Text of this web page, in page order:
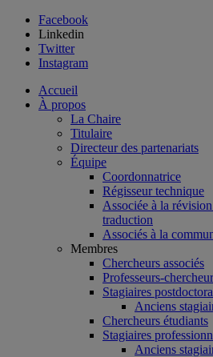
Facebook
Linkedin
Twitter
Instagram
Accueil
À propos
La Chaire
Titulaire
Directeur des partenariats
Équipe
Coordonnatrice
Régisseur technique
Associée à la
traduction
Associés à la
Membres
Chercheurs associés
Professeurs-
Stagiaires
Anciens
Chercheurs étudiants
Stagiaires
Anciens